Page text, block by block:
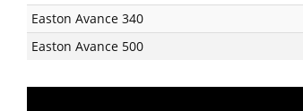
Easton Avance 340
Easton Avance 500